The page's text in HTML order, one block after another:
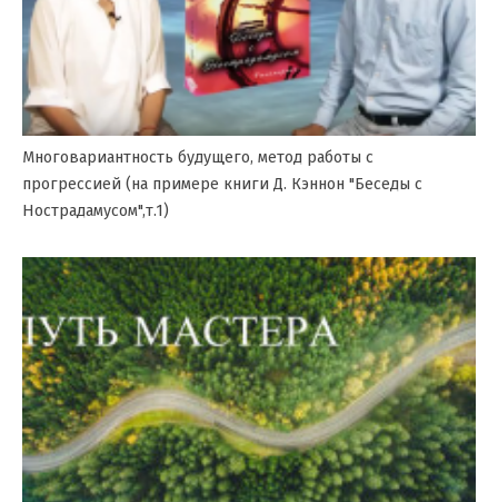
Многовариантность будущего, метод работы с
прогрессией (на примере книги Д. Кэннон "Беседы с
Нострадамусом",т.1)